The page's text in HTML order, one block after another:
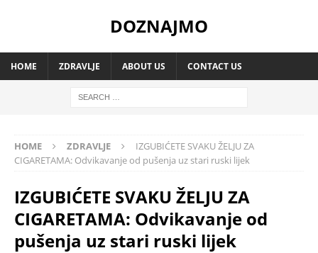
DOZNAJMO
HOME ZDRAVLJE ABOUT US CONTACT US
HOME ZDRAVLJE
IZGUBIĆETE SVAKU ŽELJU ZA
CIGARETAMA: Odvikavanje od pušenja uz stari ruski lijek
IZGUBIĆETE SVAKU ŽELJU ZA
CIGARETAMA: Odvikavanje od
pušenja uz stari ruski lijek